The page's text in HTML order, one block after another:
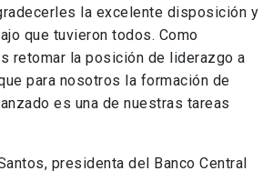
la excelente disposición y
que tuvieron todos. Como
retomar la posición de liderazgo a
para nosotros la formación de
es una de nuestras tareas
presidenta del Banco Central